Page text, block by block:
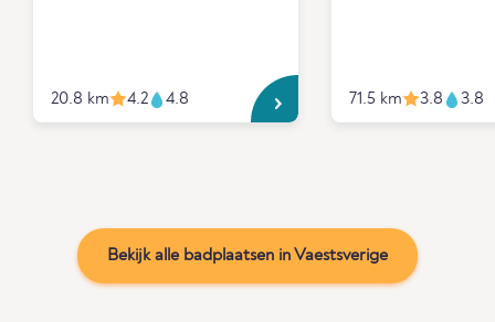
20.8 km 4.2 4.8 71.5 km 3.8 3.8
Bekijk alle badplaatsen in Vaestsverige